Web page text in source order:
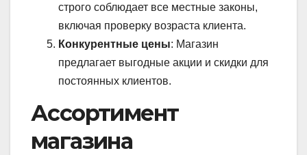
строго соблюдает все местные законы,
включая проверку возраста клиента.
Конкурентные цены: Магазин
предлагает выгодные акции и скидки для
постоянных клиентов.
Ассортимент
магазина